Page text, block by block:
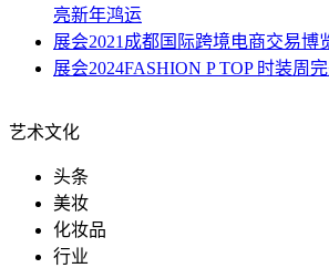
亮新年鸿运
展会2021成都国际跨境电商交易博
展会2024FASHION P TOP 时装周
艺术文化
头条
美妆
化妆品
行业